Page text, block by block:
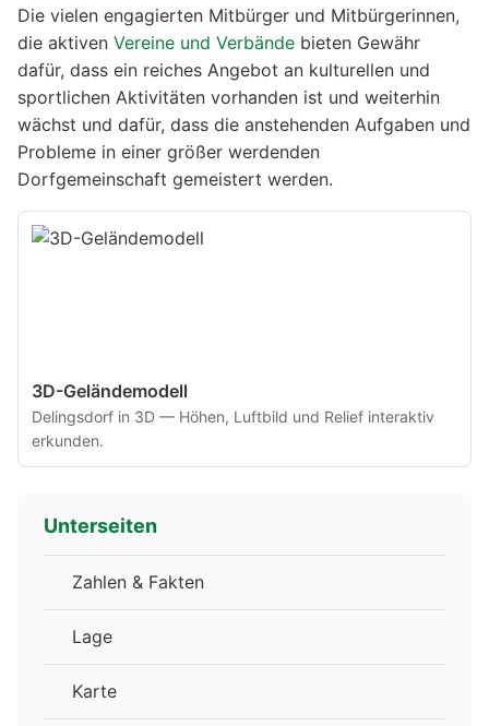
Die vielen engagierten Mitbürger und Mitbürgerinnen,
die aktiven Vereine und Verbände bieten Gewähr
dafür, dass ein reiches Angebot an kulturellen und
sportlichen Aktivitäten vorhanden ist und weiterhin
wächst und dafür, dass die anstehenden Aufgaben und
Probleme in einer größer werdenden
Dorfgemeinschaft gemeistert werden.
3D-Geländemodell
Delingsdorf in 3D — Höhen, Luftbild und Relief interaktiv
erkunden.
Unterseiten
Zahlen & Fakten
Lage
Karte